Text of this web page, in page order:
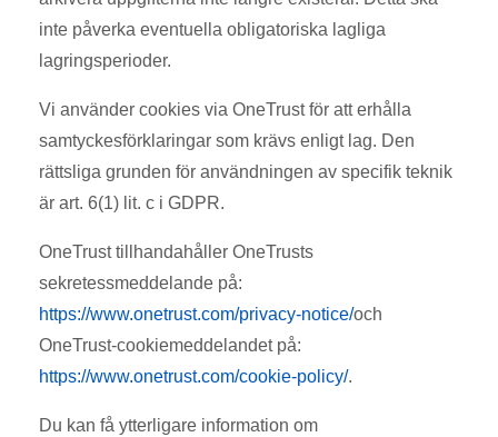
inte påverka eventuella obligatoriska lagliga
lagringsperioder.
Vi använder cookies via OneTrust för att erhålla
samtyckesförklaringar som krävs enligt lag. Den
rättsliga grunden för användningen av specifik teknik
är art. 6(1) lit. c i GDPR.
OneTrust tillhandahåller OneTrusts
sekretessmeddelande på:
https://www.onetrust.com/privacy-notice/och
OneTrust-cookiemeddelandet på:
https://www.onetrust.com/cookie-policy/.
Du kan få ytterligare information om